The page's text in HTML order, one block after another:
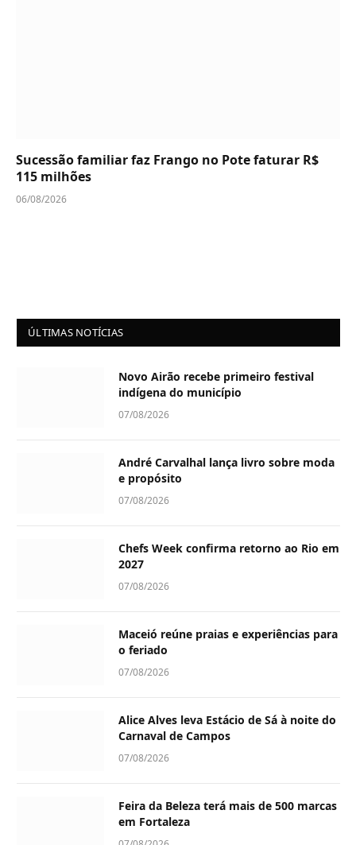
Sucessão familiar faz Frango no Pote faturar R$
115 milhões
06/08/2026
ÚLTIMAS NOTÍCIAS
Novo Airão recebe primeiro festival
indígena do município
07/08/2026
André Carvalhal lança livro sobre moda
e propósito
07/08/2026
Chefs Week confirma retorno ao Rio em
2027
07/08/2026
Maceió reúne praias e experiências para
o feriado
07/08/2026
Alice Alves leva Estácio de Sá à noite do
Carnaval de Campos
07/08/2026
Feira da Beleza terá mais de 500 marcas
em Fortaleza